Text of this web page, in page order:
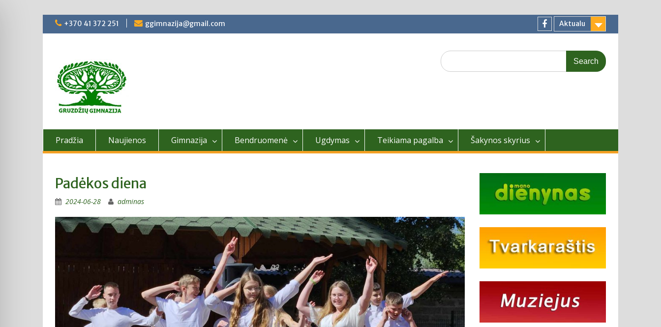
Skip
+370 41 372 251 ggimnazija@gmail.com
Aktualu
Facebook
Search
for:
Pradžia Naujienos Gimnazija Bendruomenė Ugdymas Teikiama pagalba Šakynos skyrius
Padėkos diena
2024-06-28 adminas